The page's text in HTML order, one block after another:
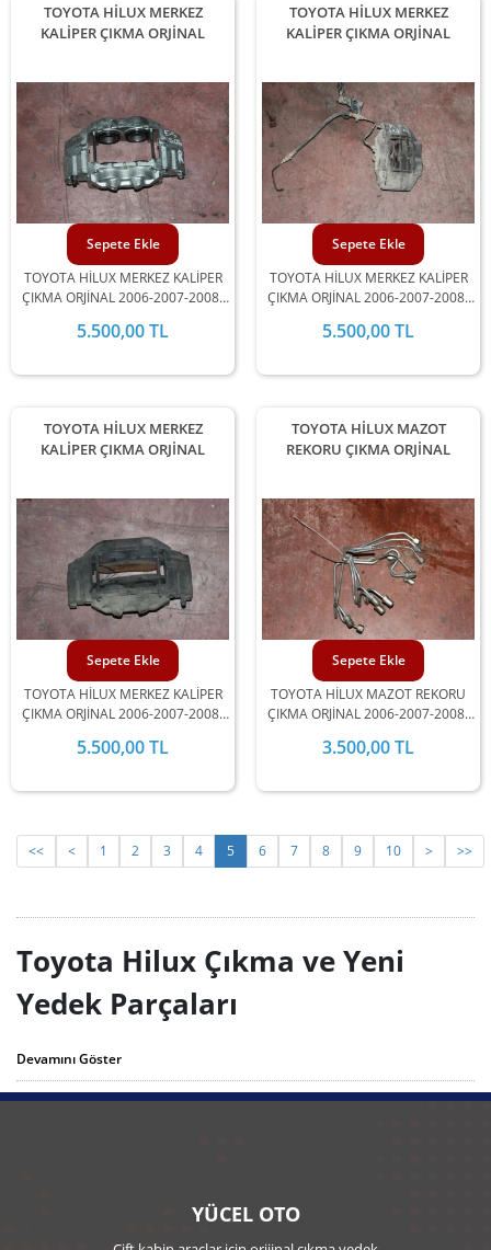
TOYOTA HİLUX MERKEZ
KALİPER ÇIKMA ORJİNAL
TOYOTA HİLUX MERKEZ KALİPER
ÇIKMA ORJİNAL 2006-2007-2008-
ARALIĞINDA STOKLARIMIZDA
5.500,00 TL
Sepete Ekle
TOYOTA HİLUX MERKEZ
KALİPER ÇIKMA ORJİNAL
TOYOTA HİLUX MERKEZ KALİPER
ÇIKMA ORJİNAL 2006-2007-2008-
ARALIĞINDA STOKLARIMIZDA
5.500,00 TL
Sepete Ekle
TOYOTA HİLUX MERKEZ
KALİPER ÇIKMA ORJİNAL
TOYOTA HİLUX MERKEZ KALİPER
ÇIKMA ORJİNAL 2006-2007-2008-
ARALIĞINDA STOKLARIMIZDA
5.500,00 TL
Sepete Ekle
TOYOTA HİLUX MAZOT
REKORU ÇIKMA ORJİNAL
TOYOTA HİLUX MAZOT REKORU
ÇIKMA ORJİNAL 2006-2007-2008-
ARALIĞINDA STOKLARIMIZDA
3.500,00 TL
Sepete Ekle
<< < 1 2 3 4 5 6 7 8 9 10 > >>
Toyota Hilux Çıkma ve Yeni
Yedek Parçaları
sahip olan firmadır. Öncelikli hedefimiz müşteri memnuniyetini sağlamak
olup, bununla birlikte Toyota Hilux yedek parçalarını en uygun fiyatlarla
sizlere sunuyoruz. Hilux yedek parçalarını “çıkma parça” şeklinde temin
tüm Çıkma Parçalar muhayyerdir.
Devamını Göster
YÜCEL OTO